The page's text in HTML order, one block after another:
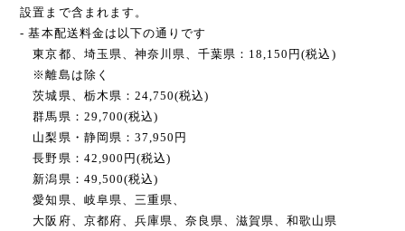
設置まで含まれます。
- 基本配送料金は以下の通りです
東京都、埼玉県、神奈川県、千葉県：18,150円(税込)
※離島は除く
茨城県、栃木県：24,750(税込)
群馬県：29,700(税込)
山梨県・静岡県：37,950円
長野県：42,900円(税込)
新潟県：49,500(税込)
愛知県、岐阜県、三重県、
大阪府、京都府、兵庫県、奈良県、滋賀県、和歌山県